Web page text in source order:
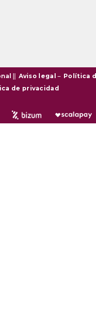
|| Aviso legal – Política
de privacidad